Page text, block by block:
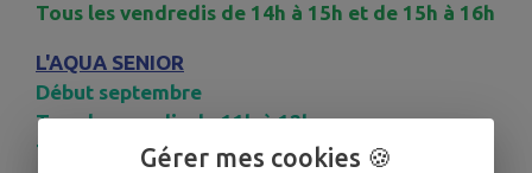
Tous les vendredis de 14h à 15h et de 15h à 16h
L'AQUA SENIOR
Début septembre
Tous les mardis de 11h à 12h
Tous les jeudis de 11 à 12h
Gérer mes cookies 🍪